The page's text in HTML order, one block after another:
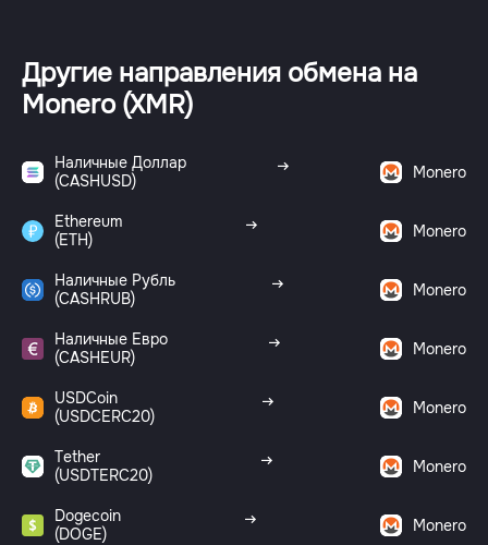
Другие направления обмена на
Monero (XMR)
Наличные Доллар
(CASHUSD)
Monero
Ethereum
(ETH)
Monero
Наличные Рубль
(CASHRUB)
Monero
Наличные Евро
(CASHEUR)
Monero
USDCoin
(USDCERC20)
Monero
Tether
(USDTERC20)
Monero
Dogecoin
(DOGE)
Monero